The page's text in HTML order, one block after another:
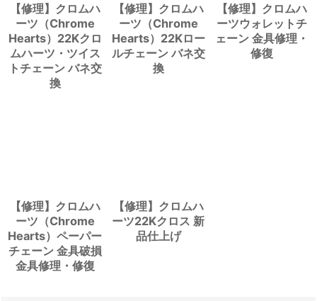
【修理】クロムハ
ーツ（Chrome
Hearts）22Kクロ
ムハーツ・ツイス
トチェーン バネ交
換
【修理】クロムハ
ーツ（Chrome
Hearts）22Kロー
ルチェーン バネ交
換
【修理】クロムハ
ーツウォレットチ
ェーン 金具修理・
修復
【修理】クロムハ
ーツ（Chrome
Hearts）ペーパー
チェーン 金具破損
金具修理・修復
【修理】クロムハ
ーツ22Kクロス 新
品仕上げ